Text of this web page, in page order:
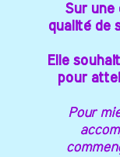
Sur une
qualité de
Elle
pour
Pour
Sur une
qualité de
Elle
pour
Pour